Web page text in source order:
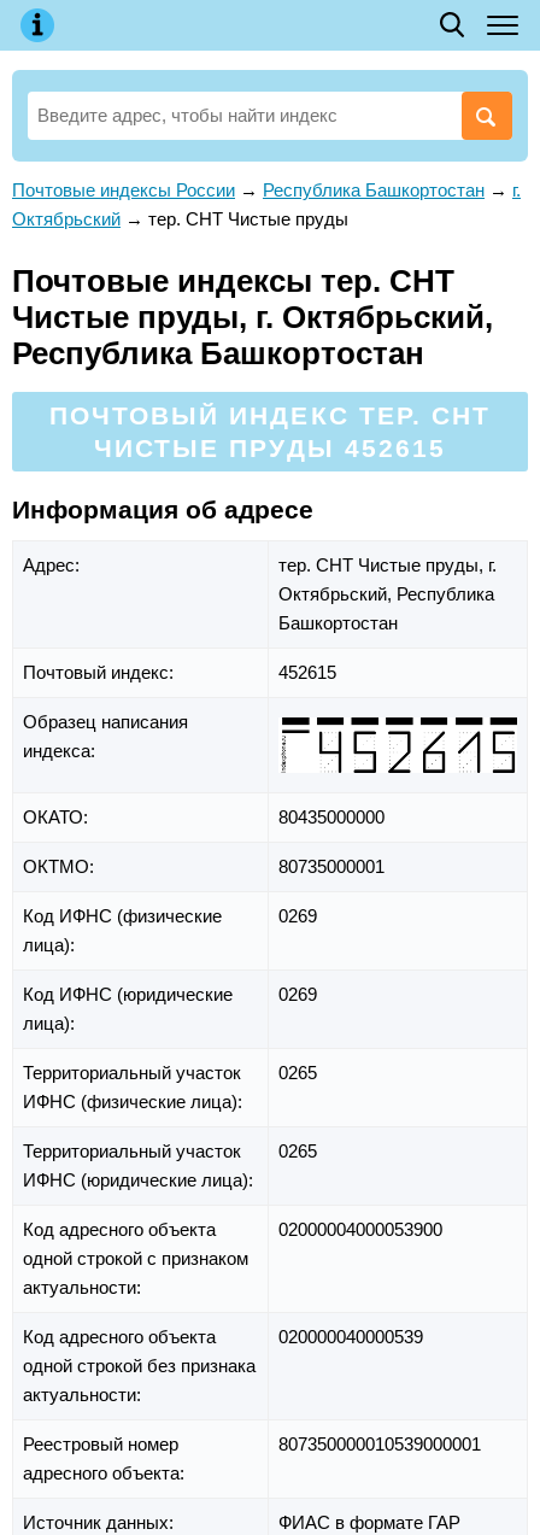
Почтовые индексы России → Республика Башкортостан → г.
Октябрьский → тер. СНТ Чистые пруды
Почтовые индексы тер. СНТ
Чистые пруды, г. Октябрьский,
Республика Башкортостан
ПОЧТОВЫЙ ИНДЕКС ТЕР. СНТ
ЧИСТЫЕ ПРУДЫ 452615
Информация об адресе
Адрес: тер. СНТ Чистые пруды, г.
Октябрьский, Республика
Башкортостан
Почтовый индекс: 452615
Образец написания
индекса:
ОКАТО: 80435000000
ОКТМО: 80735000001
Код ИФНС (физические
лица):
0269
Код ИФНС (юридические
лица):
0269
Территориальный участок
ИФНС (физические лица):
0265
Территориальный участок
ИФНС (юридические лица):
0265
Код адресного объекта
одной строкой с признаком
актуальности:
02000004000053900
Код адресного объекта
одной строкой без признака
актуальности:
020000040000539
Реестровый номер
адресного объекта:
807350000010539000001
Источник данных: ФИАС в формате ГАР